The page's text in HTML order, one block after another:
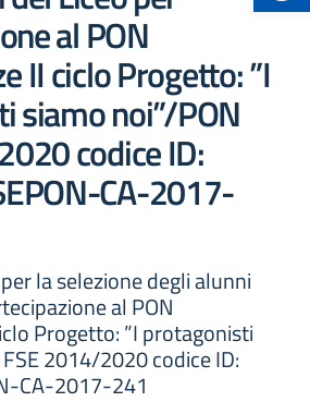
al PON
II ciclo Progetto: ”I
siamo noi”/PON
codice ID:
CA-2017-
la selezione degli alunni
al PON
Progetto: ”I protagonisti
2014/2020 codice ID:
CA-2017-241